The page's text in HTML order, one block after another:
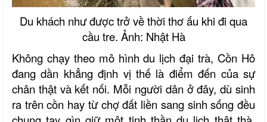
Du khách như được trở về thời thơ ấu khi đi qua
cầu tre. Ảnh: Nhật Hà
Không chạy theo mô hình du lịch đại trà, Cồn Hô
đang dần khẳng định vị thế là điểm đến của sự
chân thật và kết nối. Mỗi người dân ở đây, dù sinh
ra trên cồn hay từ chợ đất liền sang sinh sống đều